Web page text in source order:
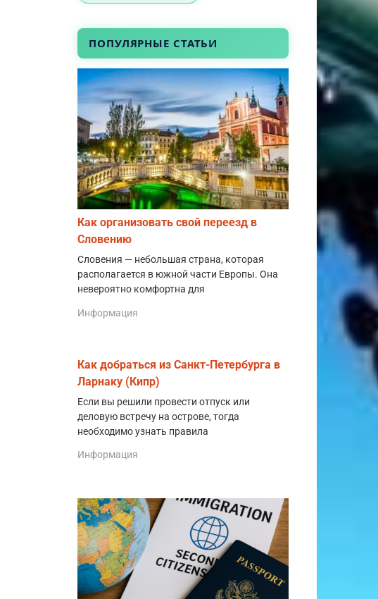
ПОПУЛЯРНЫЕ СТАТЬИ
Как организовать свой переезд в
Словению
Словения — небольшая страна, которая
располагается в южной части Европы. Она
невероятно комфортна для
Информация
Как добраться из Санкт-Петербурга в
Ларнаку (Кипр)
Если вы решили провести отпуск или
деловую встречу на острове, тогда
необходимо узнать правила
Информация